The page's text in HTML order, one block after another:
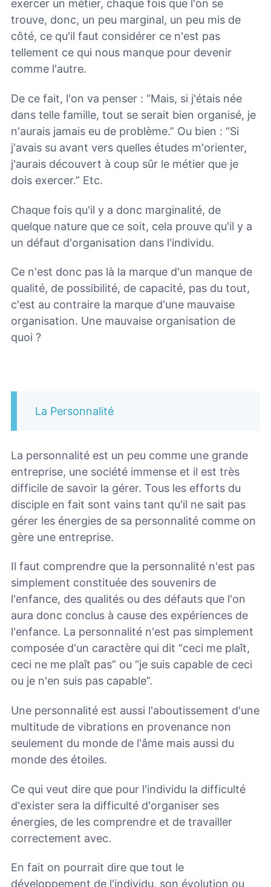
exercer un métier, chaque fois que l'on se
trouve, donc, un peu marginal, un peu mis de
côté, ce qu'il faut considérer ce n'est pas
tellement ce qui nous manque pour devenir
comme l'autre.
De ce fait, l'on va penser : “Mais, si j'étais née
dans telle famille, tout se serait bien organisé, je
n'aurais jamais eu de problème.” Ou bien : “Si
j'avais su avant vers quelles études m'orienter,
j'aurais découvert à coup sûr le métier que je
dois exercer.” Etc.
Chaque fois qu'il y a donc marginalité, de
quelque nature que ce soit, cela prouve qu'il y a
un défaut d'organisation dans l'individu.
Ce n'est donc pas là la marque d'un manque de
qualité, de possibilité, de capacité, pas du tout,
c'est au contraire la marque d'une mauvaise
organisation. Une mauvaise organisation de
quoi ?
La Personnalité
La personnalité est un peu comme une grande
entreprise, une société immense et il est très
difficile de savoir la gérer. Tous les efforts du
disciple en fait sont vains tant qu'il ne sait pas
gérer les énergies de sa personnalité comme on
gère une entreprise.
Il faut comprendre que la personnalité n'est pas
simplement constituée des souvenirs de
l'enfance, des qualités ou des défauts que l'on
aura donc conclus à cause des expériences de
l'enfance. La personnalité n'est pas simplement
composée d'un caractère qui dit “ceci me plaît,
ceci ne me plaît pas” ou “je suis capable de ceci
ou je n'en suis pas capable”.
Une personnalité est aussi l'aboutissement d'une
multitude de vibrations en provenance non
seulement du monde de l'âme mais aussi du
monde des étoiles.
Ce qui veut dire que pour l'individu la difficulté
d'exister sera la difficulté d'organiser ses
énergies, de les comprendre et de travailler
correctement avec.
En fait on pourrait dire que tout le
développement de l'individu, son évolution ou